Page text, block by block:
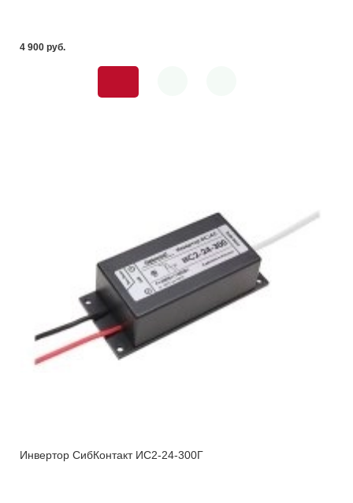
4 900 pуб.
Инвертор СибКонтакт ИС2-24-300Г